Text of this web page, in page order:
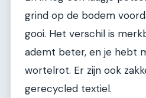
grind op de bodem
gooi. Het verschil is
ademt beter, en je hebt
wortelrot. Er zijn ook
gerecycled textiel.